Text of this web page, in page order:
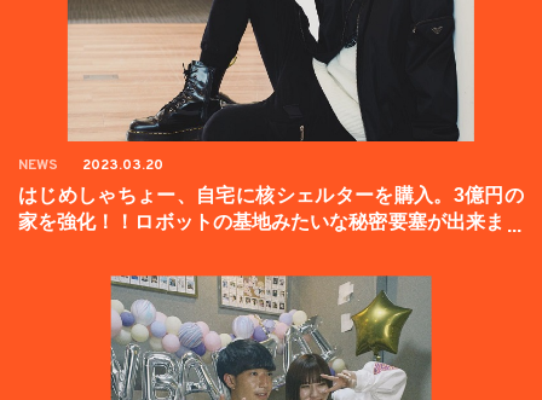
NEWS 2023.03.20
はじめしゃちょー、自宅に核シェルターを購入。3億円の
家を強化！！ロボットの基地みたいな秘密要塞が出来まし